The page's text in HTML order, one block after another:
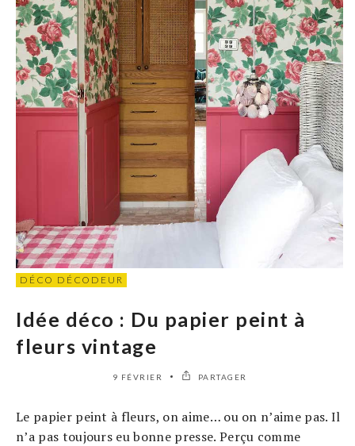
DÉCO DÉCODEUR
Idée déco : Du papier peint à
fleurs vintage
9 FÉVRIER PARTAGER
Le papier peint à fleurs, on aime… ou on n’aime pas. Il
n’a pas toujours eu bonne presse. Perçu comme